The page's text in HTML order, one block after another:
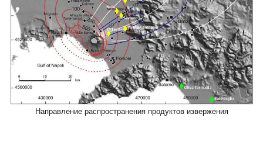
Направление распространения продуктов извержения